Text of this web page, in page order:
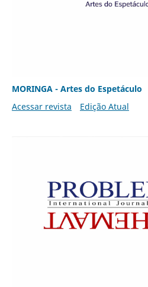
MORINGA - Artes do Espetáculo
Acessar revista
Edição Atual